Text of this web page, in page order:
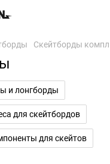
Скейтборды
и лонгборды
для скейтбордов
для скейтов